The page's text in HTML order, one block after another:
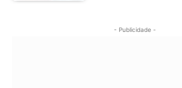
- Publicidade -